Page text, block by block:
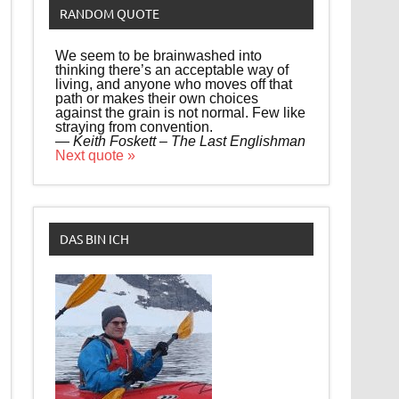
RANDOM QUOTE
We seem to be brainwashed into
thinking there’s an acceptable way of
living, and anyone who moves off that
path or makes their own choices
against the grain is not normal. Few like
straying from convention.
—Keith Foskett – The Last Englishman
Next quote »
DAS BIN ICH